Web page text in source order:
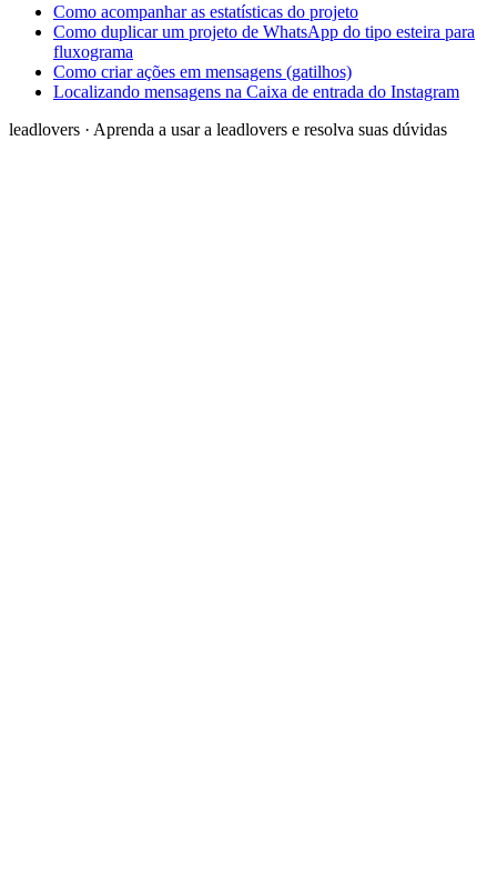
Como acompanhar as estatísticas do projeto
Como duplicar um projeto de WhatsApp do tipo esteira para
fluxograma
Como criar ações em mensagens (gatilhos)
Localizando mensagens na Caixa de entrada do Instagram
leadlovers · Aprenda a usar a leadlovers e resolva suas dúvidas